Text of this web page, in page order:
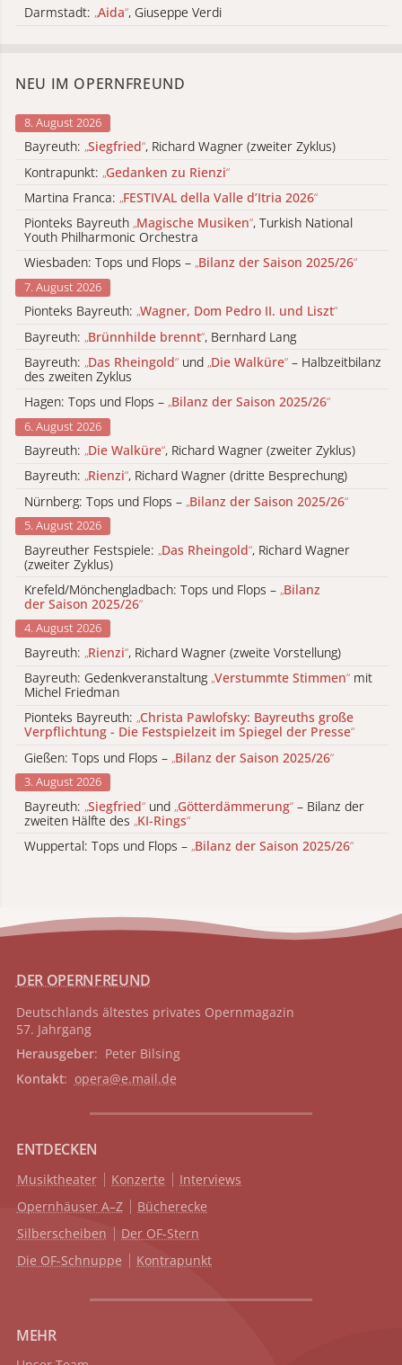
Darmstadt: „Aida“, Giuseppe Verdi
NEU IM OPERNFREUND
8. August 2026
Bayreuth: „Siegfried“, Richard Wagner (zweiter Zyklus)
Kontrapunkt: „Gedanken zu Rienzi“
Martina Franca: „FESTIVAL della Valle d’Itria 2026“
Pionteks Bayreuth „Magische Musiken“, Turkish National
Youth Philharmonic Orchestra
Wiesbaden: Tops und Flops – „Bilanz der Saison 2025/26“
7. August 2026
Pionteks Bayreuth: „Wagner, Dom Pedro II. und Liszt“
Bayreuth: „Brünnhilde brennt“, Bernhard Lang
Bayreuth: „Das Rheingold“ und „Die Walküre“ – Halbzeitbilanz
des zweiten Zyklus
Hagen: Tops und Flops – „Bilanz der Saison 2025/26“
6. August 2026
Bayreuth: „Die Walküre“, Richard Wagner (zweiter Zyklus)
Bayreuth: „Rienzi“, Richard Wagner (dritte Besprechung)
Nürnberg: Tops und Flops – „Bilanz der Saison 2025/26“
5. August 2026
Bayreuther Festspiele: „Das Rheingold“, Richard Wagner
(zweiter Zyklus)
Krefeld/Mönchengladbach: Tops und Flops – „Bilanz
der Saison 2025/26“
4. August 2026
Bayreuth: „Rienzi“, Richard Wagner (zweite Vorstellung)
Bayreuth: Gedenkveranstaltung „Verstummte Stimmen“ mit
Michel Friedman
Pionteks Bayreuth: „Christa Pawlofsky: Bayreuths große
Verpflichtung - Die Festspielzeit im Spiegel der Presse“
Gießen: Tops und Flops – „Bilanz der Saison 2025/26“
3. August 2026
Bayreuth: „Siegfried“ und „Götterdämmerung“ – Bilanz der
zweiten Hälfte des „KI-Rings“
Wuppertal: Tops und Flops – „Bilanz der Saison 2025/26“
DER OPERNFREUND
Deutschlands ältestes privates Opernmagazin
57. Jahrgang
Herausgeber: Peter Bilsing
Kontakt: opera@e.mail.de
ENTDECKEN
Musiktheater Konzerte
Interviews
Opernhäuser A–Z
Bücherecke
Silberscheiben
Der OF-Stern
Die OF-Schnuppe
Kontrapunkt
MEHR